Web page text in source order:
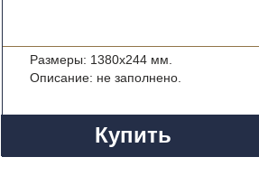
Размеры: 1380x244 мм.
Описание: не заполнено.
Купить